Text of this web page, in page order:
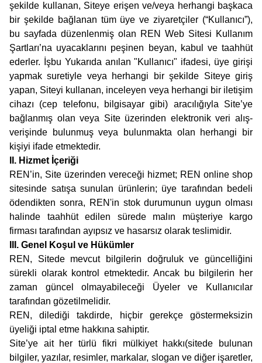
şekilde kullanan, Siteye erişen ve/veya herhangi başkaca
bir şekilde bağlanan tüm üye ve ziyaretçiler (“Kullanıcı”),
bu sayfada düzenlenmiş olan REN Web Sitesi Kullanım
Şartları’na uyacaklarını peşinen beyan, kabul ve taahhüt
ederler. İşbu Yukarıda anılan "Kullanıcı" ifadesi, üye girişi
yapmak suretiyle veya herhangi bir şekilde Siteye giriş
yapan, Siteyi kullanan, inceleyen veya herhangi bir iletişim
cihazı (cep telefonu, bilgisayar gibi) aracılığıyla Site’ye
bağlanmış olan veya Site üzerinden elektronik veri alış-
verişinde bulunmuş veya bulunmakta olan herhangi bir
kişiyi ifade etmektedir.
II. Hizmet İçeriği
REN’in, Site üzerinden vereceği hizmet; REN online shop
sitesinde satışa sunulan ürünlerin; üye tarafından bedeli
ödendikten sonra, REN'in stok durumunun uygun olması
halinde taahhüt edilen sürede malın müşteriye kargo
firması tarafından ayıpsız ve hasarsız olarak teslimidir.
III. Genel Koşul ve Hükümler
REN, Sitede mevcut bilgilerin doğruluk ve güncelliğini
sürekli olarak kontrol etmektedir. Ancak bu bilgilerin her
zaman güncel olmayabileceği Üyeler ve Kullanıcılar
tarafından gözetilmelidir.
REN, dilediği takdirde, hiçbir gerekçe göstermeksizin
üyeliği iptal etme hakkına sahiptir.
Site’ye ait her türlü fikri mülkiyet hakkı(sitede bulunan
bilgiler, yazılar, resimler, markalar, slogan ve diğer işaretler,